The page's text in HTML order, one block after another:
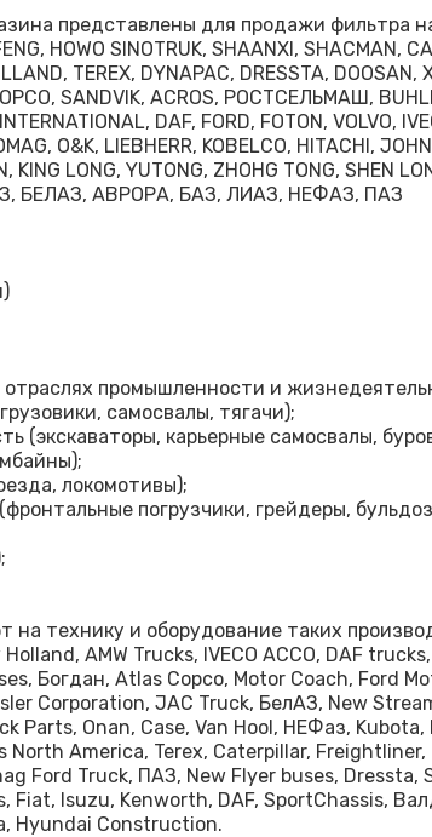
представлены для продажи фильтра
HOWO SINOTRUK, SHAANXI, SHACMAN,
TEREX, DYNAPAC, DRESSTA, DOOSAN,
SANDVIK, ACROS, РОСТСЕЛЬМАШ,
DAF, FORD, FOTON, VOLVO,
O&K, LIEBHERR, KOBELCO, HITACHI,
KING LONG, YUTONG, ZHOHG TONG, SHEN
БЕЛАЗ, АВРОРА, БАЗ, ЛИАЗ, НЕФАЗ, ПАЗ
промышленности и
самосвалы, тягачи);
(экскаваторы, карьерные самосвалы,
локомотивы);
погрузчики, грейдеры,
на технику и оборудование таких
AMW Trucks, IVECO ACCO, DAF
Богдан, Atlas Copco, Motor Coach, Ford
Corporation, JAC Truck, БелАЗ, New
Parts, Onan, Case, Van Hool, НЕФаз,
North America, Terex, Caterpillar,
Ford Truck, ПАЗ, New Flyer buses, Dressta,
Fiat, Isuzu, Kenworth, DAF, SportChassis,
Hyundai Construction.